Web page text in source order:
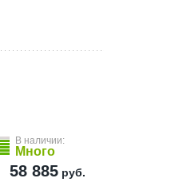
В наличии:
Много
58 885 руб.